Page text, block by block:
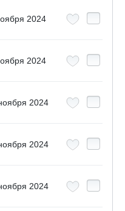
2024
2024
2024
2024
2024